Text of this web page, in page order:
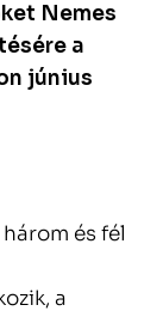
Nemes
a
június
és fél
a